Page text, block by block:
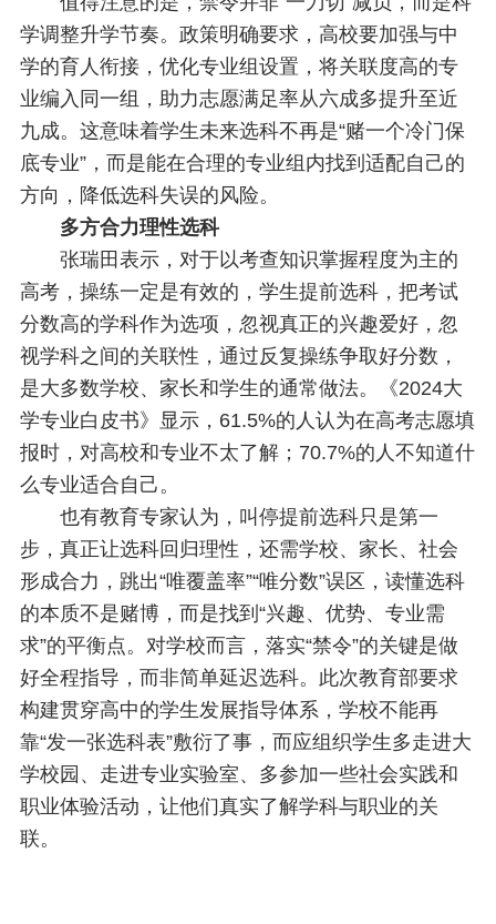
学调整升学节奏。政策明确要求，高校要加强与中
学的育人衔接，优化专业组设置，将关联度高的专
业编入同一组，助力志愿满足率从六成多提升至近
九成。这意味着学生未来选科不再是“赌一个冷门保
底专业”，而是能在合理的专业组内找到适配自己的
方向，降低选科失误的风险。
多方合力理性选科
张瑞田表示，对于以考查知识掌握程度为主的
高考，操练一定是有效的，学生提前选科，把考试
分数高的学科作为选项，忽视真正的兴趣爱好，忽
视学科之间的关联性，通过反复操练争取好分数，
是大多数学校、家长和学生的通常做法。《2024大
学专业白皮书》显示，61.5%的人认为在高考志愿填
报时，对高校和专业不太了解；70.7%的人不知道什
么专业适合自己。
也有教育专家认为，叫停提前选科只是第一
步，真正让选科回归理性，还需学校、家长、社会
形成合力，跳出“唯覆盖率”“唯分数”误区，读懂选科
的本质不是赌博，而是找到“兴趣、优势、专业需
求”的平衡点。对学校而言，落实“禁令”的关键是做
好全程指导，而非简单延迟选科。此次教育部要求
构建贯穿高中的学生发展指导体系，学校不能再
靠“发一张选科表”敷衍了事，而应组织学生多走进大
学校园、走进专业实验室、多参加一些社会实践和
职业体验活动，让他们真实了解学科与职业的关
联。